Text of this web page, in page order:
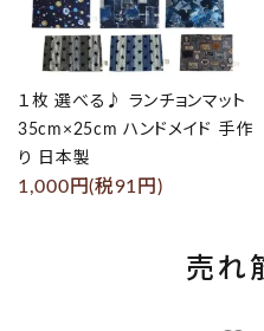
１枚 選べる♪ ランチョンマット
35cm×25cm ハンドメイド 手作
り 日本製
1,000円(税91円)
売れ